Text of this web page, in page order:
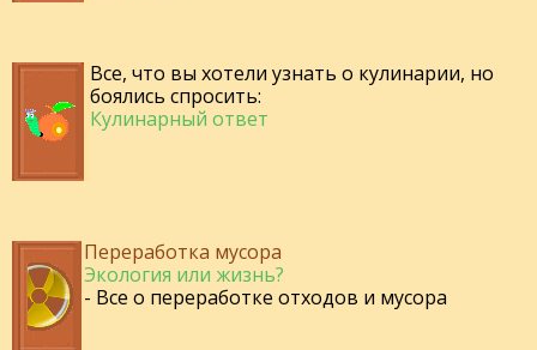
Все, что вы хотели узнать о кулинарии, но
боялись спросить:
Кулинарный ответ
Переработка мусора
Экология или жизнь?
- Все о переработке отходов и мусора